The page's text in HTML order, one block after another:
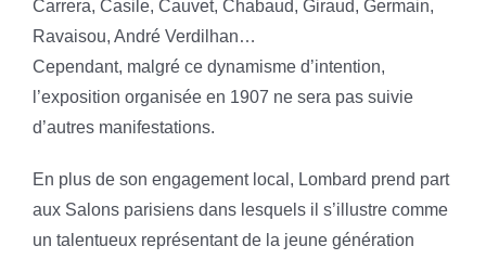
Carrera, Casile, Cauvet, Chabaud, Giraud, Germain,
Ravaisou, André Verdilhan…
Cependant, malgré ce dynamisme d’intention,
l’exposition organisée en 1907 ne sera pas suivie
d’autres manifestations.
En plus de son engagement local, Lombard prend part
aux Salons parisiens dans lesquels il s’illustre comme
un talentueux représentant de la jeune génération